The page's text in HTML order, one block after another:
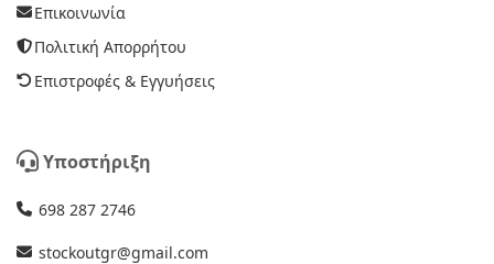
Επικοινωνία
Πολιτική Απορρήτου
Επιστροφές & Εγγυήσεις
Υποστήριξη
698 287 2746
stockoutgr@gmail.com